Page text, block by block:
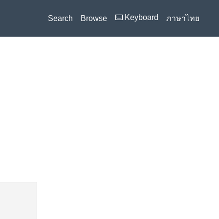
Search Browse ⌨️ Keyboard ภาษาไทย